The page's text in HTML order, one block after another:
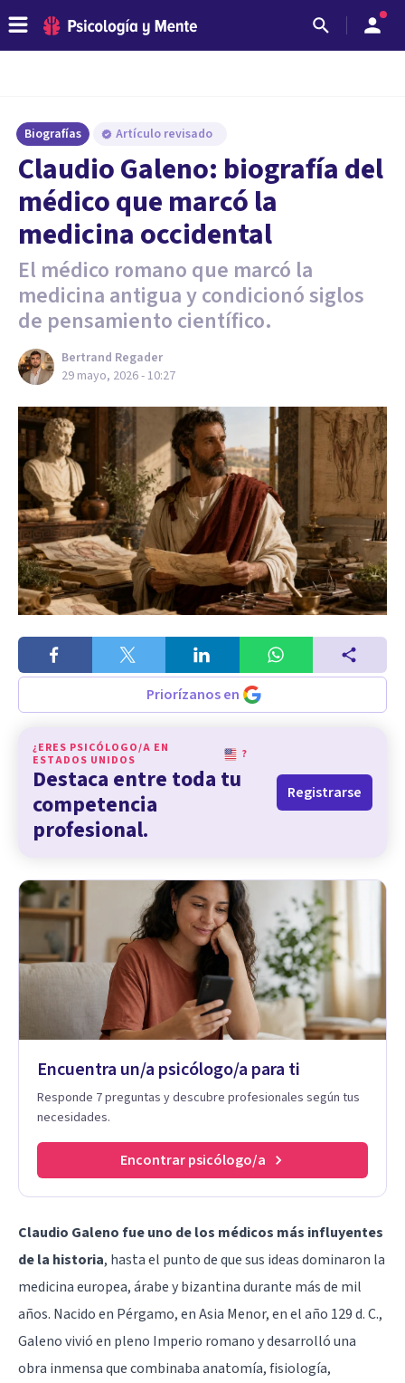
Biografías Artículo revisado
Claudio Galeno: biografía del
médico que marcó la
medicina occidental
El médico romano que marcó la
medicina antigua y condicionó siglos
de pensamiento científico.
Bertrand Regader
29 mayo, 2026 - 10:27
Priorízanos en
¿ERES PSICÓLOGO/A EN
ESTADOS UNIDOS
?
Destaca entre toda tu
competencia
profesional.
Registrarse
Encuentra un/a psicólogo/a para ti
Responde 7 preguntas y descubre profesionales según tus
necesidades.
Encontrar psicólogo/a
Claudio Galeno fue uno de los médicos más influyentes
de la historia, hasta el punto de que sus ideas dominaron la
medicina europea, árabe y bizantina durante más de mil
años. Nacido en Pérgamo, en Asia Menor, en el año 129 d. C.,
Galeno vivió en pleno Imperio romano y desarrolló una
obra inmensa que combinaba anatomía, fisiología,